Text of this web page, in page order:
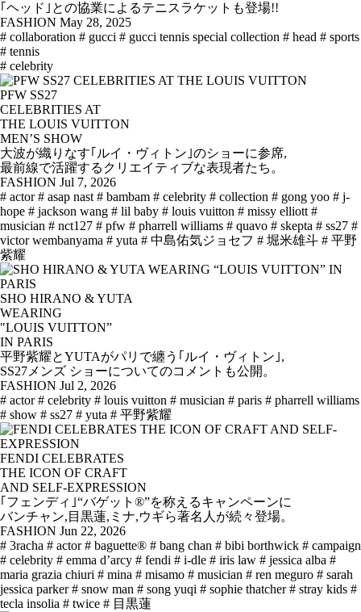
｢ヘッド｣との協業によるテニスラケットも登場!!
FASHION May 28, 2025
# collaboration # gucci # gucci tennis special collection # head # sports
# tennis
# celebrity
PFW SS27
CELEBRITIES AT
THE LOUIS VUITTON
MEN’S SHOW
大波が織りなす｢ルイ・ヴィトン｣のショーに参席,
最前線で活躍するクリエイティブな表現者たち。
FASHION Jul 7, 2026
# actor # asap nast # bambam # celebrity # collection # gong yoo # j-
hope # jackson wang # lil baby # louis vuitton # missy elliott #
musician # nct127 # pfw # pharrell williams # quavo # skepta # ss27 #
victor wembanyama # yuta # 中島佑気ジョセフ # 堀米雄斗 # 平野
紫耀
SHO HIRANO & YUTA
WEARING
"LOUIS VUITTON”
IN PARIS
平野紫耀とYUTAがパリで纏う｢ルイ・ヴィトン｣,
SS27メンズ ショーについてのコメントも公開。
FASHION Jul 2, 2026
# actor # celebrity # louis vuitton # musician # paris # pharrell williams
# show # ss27 # yuta # 平野紫耀
FENDI CELEBRATES
THE ICON OF CRAFT
AND SELF-EXPRESSION
｢フェンディ｣“バゲット®”を称えるキャンペーンに
バンチャン,目黒蓮,ミナ,ウギら著名人が続々登場。
FASHION Jun 22, 2026
# 3racha # actor # baguette® # bang chan # bibi borthwick # campaign
# celebrity # emma d’arcy # fendi # i-dle # iris law # jessica alba #
maria grazia chiuri # mina # misamo # musician # ren meguro # sarah
jessica parker # snow man # song yuqi # sophie thatcher # stray kids #
tecla insolia # twice # 目黒蓮